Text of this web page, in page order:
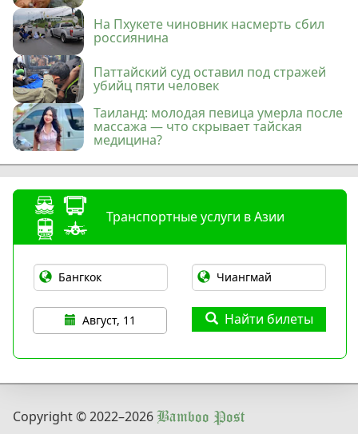
На Пхукете чиновник насмерть сбил
россиянина
Паттайский суд оставил под стражей
убийц пяти человек
Таиланд: молодая певица умерла после
массажа — что скрывает тайская
медицина?
Транспортные услуги в Азии
Август, 11 Найти билеты
Copyright © 2022–2026 Bamboo Post